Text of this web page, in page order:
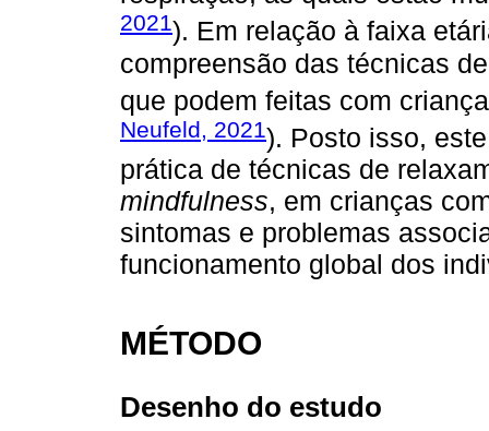
2021). Em relação à faixa
compreensão das técnicas
que podem feitas com
Neufeld, 2021). Posto isso,
prática de técnicas de
mindfulness, em crianças
sintomas e problemas
funcionamento global dos
MÉTODO
Desenho do estudo